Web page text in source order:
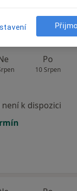
Po
10 Srpen
k dispozici